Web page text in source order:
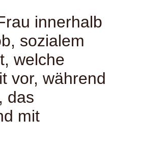
innerhalb
sozialem
welche
vor, während
das
mit